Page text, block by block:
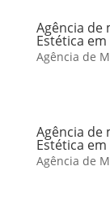
Agência de
Estética
Agência de
Agência de
Estética em
Agência de